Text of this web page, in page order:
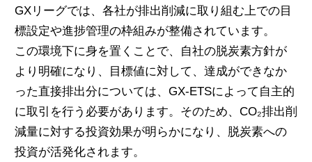
GXリーグでは、各社が排出削減に取り組む上での目
標設定や進捗管理の枠組みが整備されています。
この環境下に身を置くことで、自社の脱炭素方針が
より明確になり、目標値に対して、達成ができなか
った直接排出分については、GX-ETSによって自主的
に取引を行う必要があります。そのため、CO₂排出削
減量に対する投資効果が明らかになり、脱炭素への
投資が活発化されます。